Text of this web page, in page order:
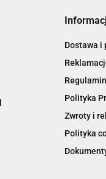
Dostawa i
Regulamin
Polityka
Zwroty i
Polityka